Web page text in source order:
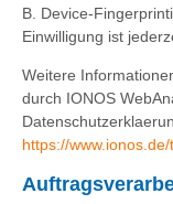
B. Device-
Einwilligung ist
Weitere
durch IONOS
https://